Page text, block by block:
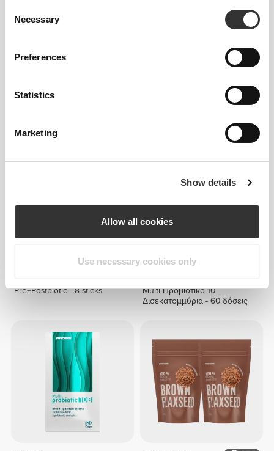
Selection
Necessary
Preferences
Statistics
Marketing
Show details
Allow all cookies
Use necessary cookies only
€6.79 €7.99
20%
Pre+Postbiotic - 8 sticks
Multi Προβιοτικό 10
Δισεκατομμύρια - 60 δόσεις